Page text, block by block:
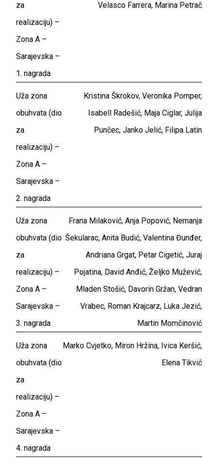
za
realizaciju) –
Zona A –
Sarajevska –
1. nagrada
Velasco Farrera, Marina Petrač
Uža zona
obuhvata (dio
za
realizaciju) –
Zona A –
Sarajevska –
2. nagrada
Kristina Škrokov, Veronika Pomper,
Isabell Radešić, Maja Ciglar, Julija
Punčec, Janko Jelić, Filipa Latin
Uža zona
obuhvata (dio
za
realizaciju) –
Zona A –
Sarajevska –
3. nagrada
Frana Milaković, Anja Popović, Nemanja
Šekularac, Anita Budić, Valentina Đunđer,
Andriana Grgat, Petar Cigetić, Juraj
Pojatina, David Anđić, Željko Mužević,
Mladen Stošić, Davorin Gržan, Vedran
Vrabec, Roman Krajcarz, Luka Jezić,
Martin Momčinović
Uža zona
obuhvata (dio
za
realizaciju) –
Zona A –
Sarajevska –
4. nagrada
Marko Cvjetko, Miron Hržina, Ivica Keršić,
Elena Tikvić